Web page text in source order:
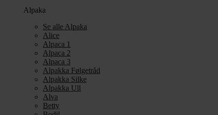
Alpaka
Se alle Alpaka
Alice
Alpaca 1
Alpaca 2
Alpaca 3
Alpakka Følgetråd
Alpakka Silke
Alpakka Ull
Alva
Betty